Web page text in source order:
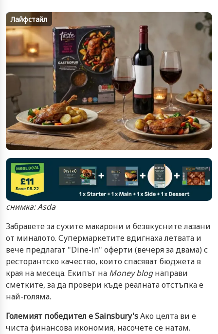
Лайфстайл
снимка: Asda
Забравете за сухите макарони и безвкусните лазани
от миналото. Супермаркетите вдигнаха летвата и
вече предлагат "Dine-in" оферти (вечеря за двама) с
ресторантско качество, които спасяват бюджета в
края на месеца. Екипът на Money blogнаправи
сметките, за да провери къде реалната отстъпка е
най-голяма.
Големият победител е Sainsbury'sАко целта ви е
чиста финансова икономия, насочете се натам.